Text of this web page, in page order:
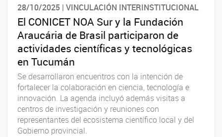
28/10/2025 | VINCULACIÓN INTERINSTITUCIONAL
El CONICET NOA Sur y la Fundación
Araucária de Brasil participaron de
actividades científicas y tecnológicas
en Tucumán
Se desarrollaron encuentros con la intención de
fortalecer la colaboración en ciencia, tecnología e
innovación. La agenda incluyó además visitas a
centros de investigación y reuniones con
representantes del ecosistema científico local y del
Gobierno provincial.